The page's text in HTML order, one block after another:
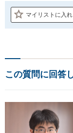
マイリストに入
この質問に回答